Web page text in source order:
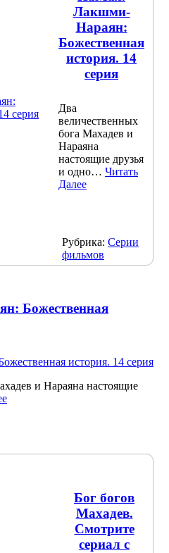
Лакшми-
Нараян:
Божественная
история. 14
серия
Два
величественных
бога Махадев и
Нараяна
настоящие друзья
и одно… Читать
Далее
Рубрика: Серии
фильмов
Божественная
и Нараяна настоящие
Бог богов
Махадев.
Смотрите
сериал с